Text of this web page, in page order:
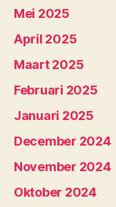
Mei 2025
April 2025
Maart 2025
Februari 2025
Januari 2025
December 2024
November 2024
Oktober 2024